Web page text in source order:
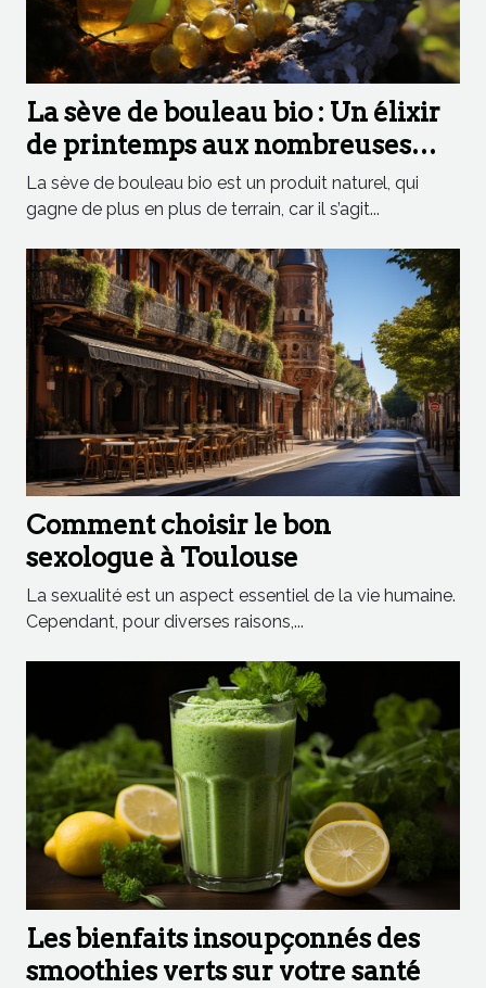
La sève de bouleau bio : Un élixir
de printemps aux nombreuses
vertus
La sève de bouleau bio est un produit naturel, qui
gagne de plus en plus de terrain, car il s’agit...
Comment choisir le bon
sexologue à Toulouse
La sexualité est un aspect essentiel de la vie humaine.
Cependant, pour diverses raisons,...
Les bienfaits insoupçonnés des
smoothies verts sur votre santé